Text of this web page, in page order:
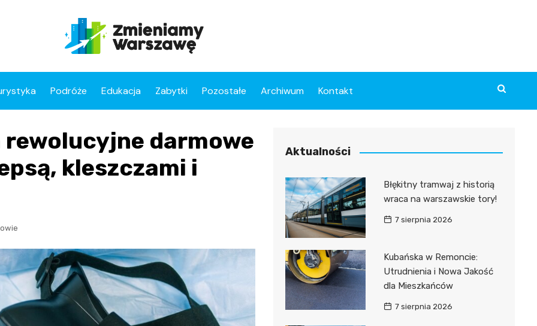
Podróże Edukacja Zabytki Pozostałe Archiwum Kontakt
rewolucyjne darmowe
kleszczami i
Aktualności
Błękitny tramwaj z historią
wraca na warszawskie tory!
7 sierpnia 2026
Kubańska w Remoncie:
Utrudnienia i Nowa Jakość
dla Mieszkańców
7 sierpnia 2026